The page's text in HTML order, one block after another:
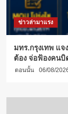
ข่าวล่ามาแรง
มทร.กรุงเทพ แ
ต้อง จ่อฟ้องคนบิ
ตอนนั้น 06/08/